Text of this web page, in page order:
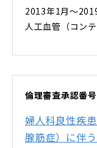
2013年1月～
人工血管（コン
倫理審査承認番
婦人科良性疾
腺筋症）に伴